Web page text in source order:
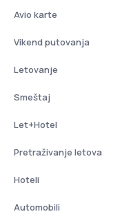
Avio karte
Vikend putovanja
Letovanje
Smeštaj
Let+Hotel
Pretraživanje letova
Hoteli
Automobili